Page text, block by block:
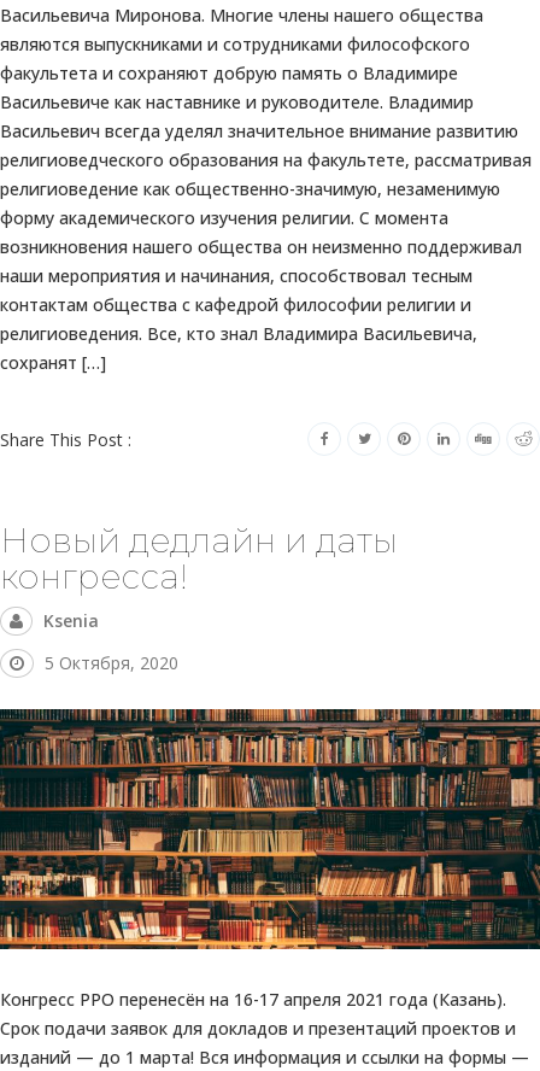
Васильевича Миронова. Многие члены нашего общества
являются выпускниками и сотрудниками философского
факультета и сохраняют добрую память о Владимире
Васильевиче как наставнике и руководителе. Владимир
Васильевич всегда уделял значительное внимание развитию
религиоведческого образования на факультете, рассматривая
религиоведение как общественно-значимую, незаменимую
форму академического изучения религии. С момента
возникновения нашего общества он неизменно поддерживал
наши мероприятия и начинания, способствовал тесным
контактам общества с кафедрой философии религии и
религиоведения. Все, кто знал Владимира Васильевича,
сохранят […]
Share This Post :
Новый дедлайн и даты
конгресса!
Ksenia
5 Октября, 2020
Конгресс РРО перенесён на 16-17 апреля 2021 года (Казань).
Срок подачи заявок для докладов и презентаций проектов и
изданий — до 1 марта! Вся информация и ссылки на формы —